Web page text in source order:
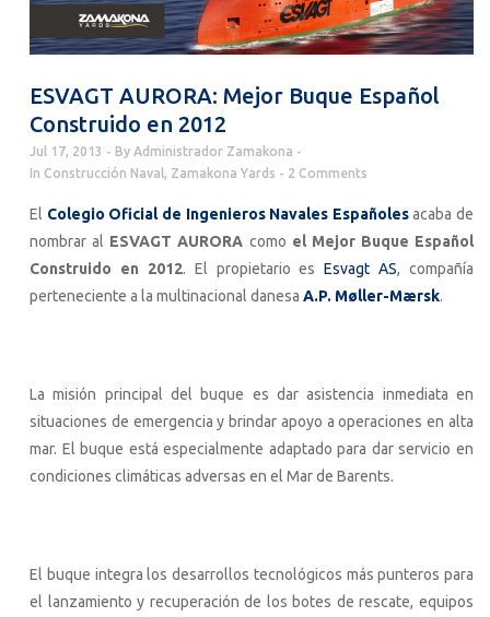
ESVAGT AURORA: Mejor Buque Español
Construido en 2012
Jul 17, 2013 By Administrador Zamakona
In Construcción Naval, Zamakona Yards 2 Comments
El Colegio Oficial de Ingenieros Navales Españolesacaba de
nombrar al ESVAGT AURORA como el Mejor Buque Español
Construido en 2012. El propietario esEsvagt AS, compañía
perteneciente a la multinacional danesa A.P. Møller-Mærsk.
La misión principal del buque es dar asistencia inmediata en
situaciones de emergencia y brindar apoyo a operaciones en alta
mar. El buque está especialmente adaptado para dar servicio en
condiciones climáticas adversas en el Mar de Barents.
El buque integra los desarrollos tecnológicos más punteros para
el lanzamiento y recuperación de los botes de rescate, equipos